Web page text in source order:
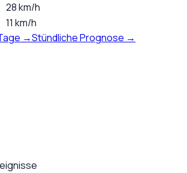
28 km/h
11 km/h
→Stündliche Prognose →